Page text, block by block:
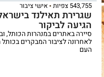
543,755 צפיות אישי ציבור
שגרירת תאילנד
הגיעה לביקור
סיירה באתרים במנהרות
לאחרונה לציבור המבקרים
העם